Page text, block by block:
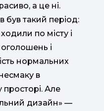
а це ні.
був такий період:
по місту і
і
нормальних
в
просторі. Але
дизайн» —